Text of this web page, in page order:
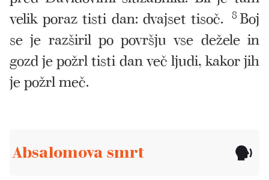
velik poraz tisti dan: dvajset tisoč.
8 Boj
se je razširil po površju vse dežele in
gozd je požrl tisti dan več ljudi, kakor jih
je požrl meč.
Absalomova smrt